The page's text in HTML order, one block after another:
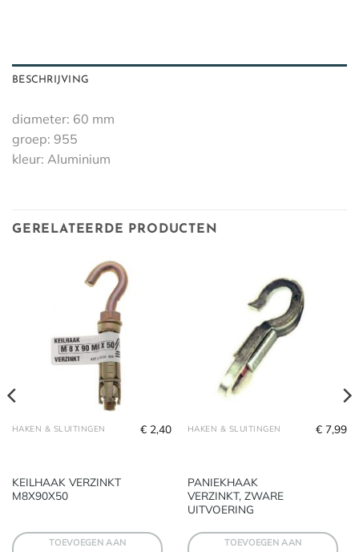
BESCHRIJVING
diameter: 60 mm
groep: 955
kleur: Aluminium
GERELATEERDE PRODUCTEN
HAKEN & SLUITINGEN
KEILHAAK VERZINKT
M8X90X50
€ 2,40
TOEVOEGEN AAN
HAKEN & SLUITINGEN
PANIEKHAAK
VERZINKT, ZWARE
UITVOERING
€ 7,99
TOEVOEGEN AAN